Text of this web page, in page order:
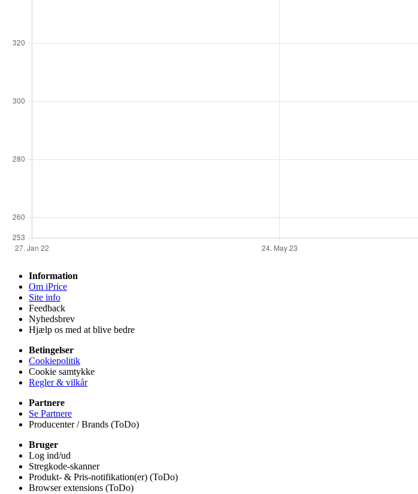
Information
Om iPrice
Site info
Feedback
Nyhedsbrev
Hjælp os med at blive bedre
Betingelser
Cookiepolitik
Cookie samtykke
Regler & vilkår
Partnere
Se Partnere
Producenter / Brands (ToDo)
Bruger
Log ind/ud
Stregkode-skanner
Produkt- & Pris-notifikation(er) (ToDo)
Browser extensions (ToDo)